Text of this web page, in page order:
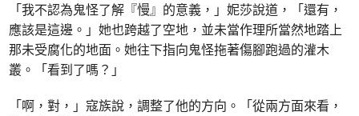
「我不認為鬼怪了解『慢』的意義，」妮莎說道，「還有，
應該是這邊。」她也跨越了空地，並未當作理所當然地踏上
那未受腐化的地面。她往下指向鬼怪拖著傷腳跑過的灌木
叢。「看到了嗎？」
「啊，對，」寇族說，調整了他的方向。「從兩方面來看，